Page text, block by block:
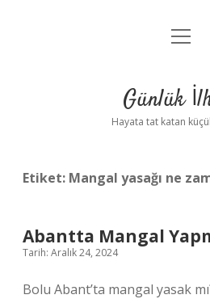
Anasayfa
Yasal
menüyü
Günlük
Hayata tat katan
Etiket: Mangal yasağı ne
Abantta Mangal
Tarih: Aralık 24, 2024
Bolu Abant’ta mangal yasak